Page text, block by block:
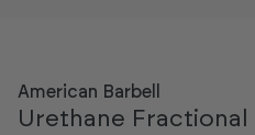
American Barbell
Urethane Fractional